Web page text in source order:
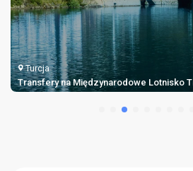
Turcja
Transfery na Międzynarodowe Lotnisko